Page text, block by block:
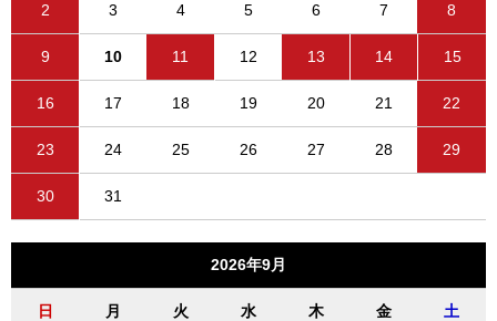
2 3 4 5 6 7 8
9 10 11 12 13 14 15
16 17 18 19 20 21 22
23 24 25 26 27 28 29
30 31
2026年9月
日 月 火 水 木 金 土